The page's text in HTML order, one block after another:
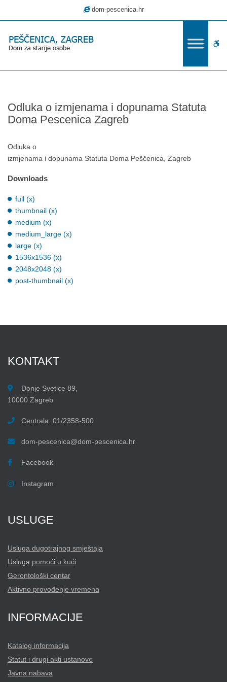
izmjenama
Zagreb
dom-pescenica.hr
Odluka o izmjenama i dopunama Statuta
Doma Pescenica Zagreb
Odluka o
izmjenama i dopunama Statuta Doma Peščenica, Zagreb
Downloads
full (x)
thumbnail (x)
medium (x)
medium_large (x)
large (x)
1536x1536 (x)
2048x2048 (x)
post-thumbnail (x)
KONTAKT
Donje Svetice 89,
10000 Zagreb
Centrala: 01/2358-500
dom-pescenica@dom-pescenica.hr
Facebook
Instagram
USLUGE
Usluga dugotrajnog smještaja
Usluga pomoći u kući
Gerontološki centar
Aktivno provođenje vremena
INFORMACIJE
Katalog informacija
Statut i drugi akti ustanove
Javna nabava